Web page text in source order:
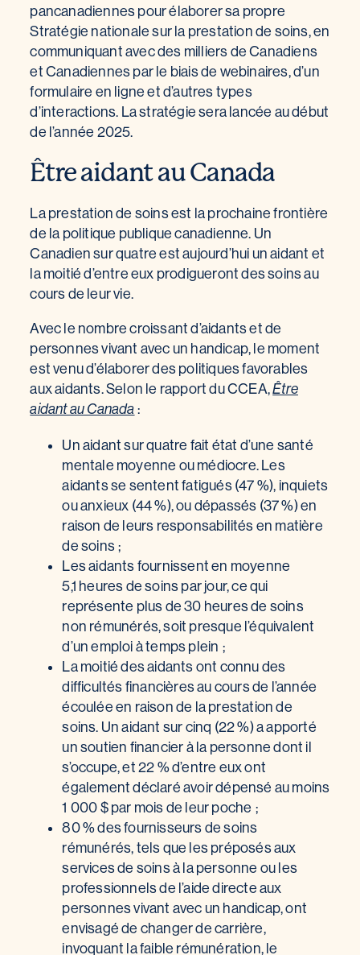
pancanadiennes pour élaborer sa propre
Stratégie nationale sur la prestation de soins, en
communiquant avec des milliers de Canadiens
et Canadiennes par le biais de webinaires, d’un
formulaire en ligne et d’autres types
d’interactions. La stratégie sera lancée au début
de l’année 2025.
Être aidant au Canada
La prestation de soins est la prochaine frontière
de la politique publique canadienne. Un
Canadien sur quatre est aujourd’hui un aidant et
la moitié d’entre eux prodigueront des soins au
cours de leur vie.
Avec le nombre croissant d’aidants et de
personnes vivant avec un handicap, le moment
est venu d’élaborer des politiques favorables
aux aidants. Selon le rapport du CCEA,Être
aidant au Canada :
Un aidant sur quatre fait état d’une santé
mentale moyenne ou médiocre. Les
aidants se sentent fatigués (47 %), inquiets
ou anxieux (44 %), ou dépassés (37 %) en
raison de leurs responsabilités en matière
de soins ;
Les aidants fournissent en moyenne
5,1 heures de soins par jour, ce qui
représente plus de 30 heures de soins
non rémunérés, soit presque l’équivalent
d’un emploi à temps plein ;
La moitié des aidants ont connu des
difficultés financières au cours de l’année
écoulée en raison de la prestation de
soins. Un aidant sur cinq (22 %) a apporté
un soutien financier à la personne dont il
s’occupe, et 22 % d’entre eux ont
également déclaré avoir dépensé au moins
1 000 $ par mois de leur poche ;
80 % des fournisseurs de soins
rémunérés, tels que les préposés aux
services de soins à la personne ou les
professionnels de l’aide directe aux
personnes vivant avec un handicap, ont
envisagé de changer de carrière,
invoquant la faible rémunération, le